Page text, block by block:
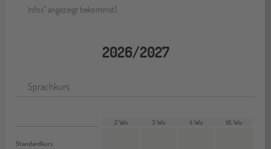
Infos" angezeigt bekommst).
2026/2027
Sprachkurs
Standardkurs
2 Wo 3 Wo 4 Wo VL Wo